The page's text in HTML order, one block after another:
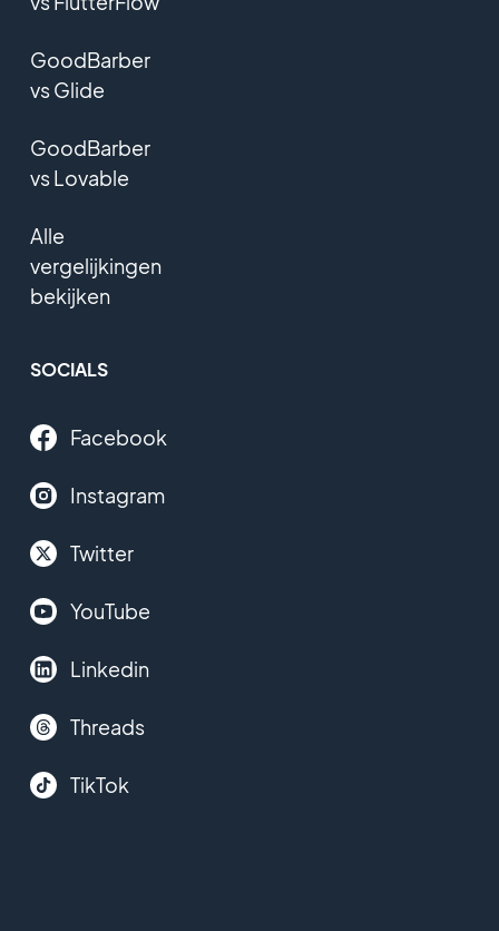
GoodBarber
vs Glide
GoodBarber
vs Lovable
Alle
vergelijkingen
bekijken
SOCIALS
Facebook
Instagram
Twitter
YouTube
Linkedin
Threads
TikTok